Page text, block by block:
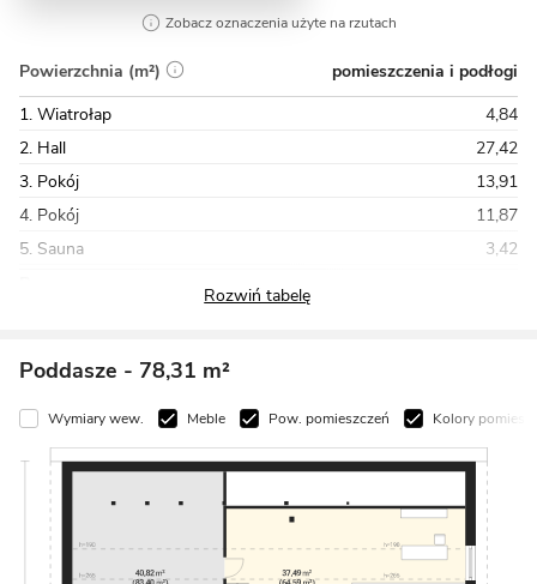
Zobacz oznaczenia użyte na rzutach
Powierzchnia (m²)
pomieszczenia i podłogi
1. Wiatrołap
4,84
2. Hall
27,42
3. Pokój
13,91
4. Pokój
11,87
5. Sauna
3,42
Poddasze - 78,31 m²
Wymiary wew. Meble Pow. pomieszczeń Kolory